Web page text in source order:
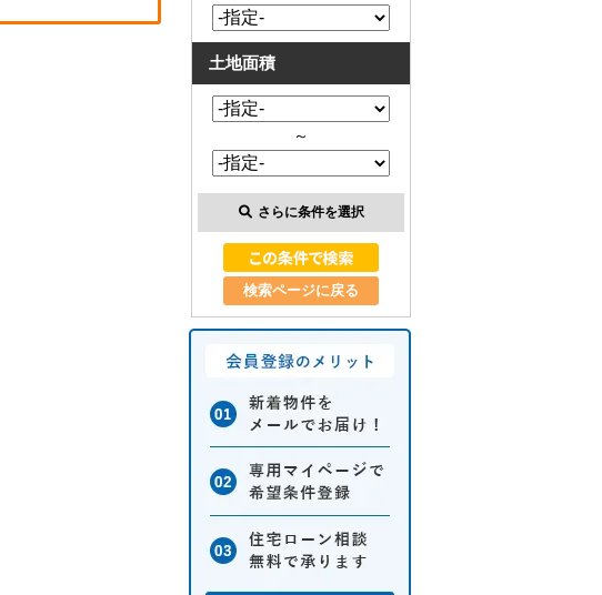
土地面積
～
さらに条件を選択
検索ページに戻る